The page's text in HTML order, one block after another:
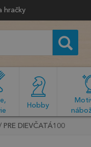
hračky
Hobby
DIEVČATÁ100